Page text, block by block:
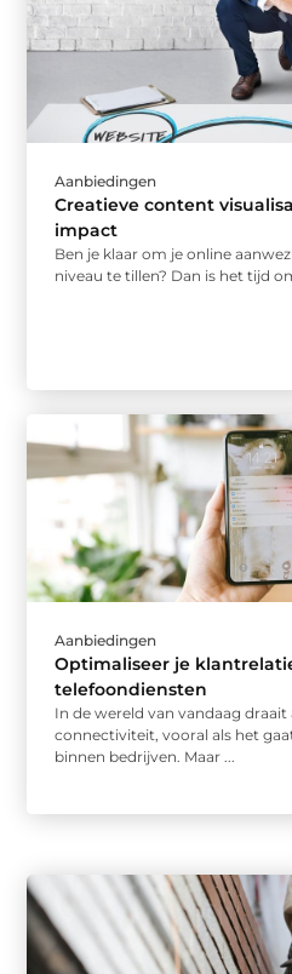
Aanbiedingen
Creatieve content
impact
Ben je klaar om je online
niveau te tillen? Dan is het tijd
Aanbiedingen
Optimaliseer je
telefoondiensten
In de wereld van vandaag
connectiviteit, vooral als het
binnen bedrijven. Maar ...